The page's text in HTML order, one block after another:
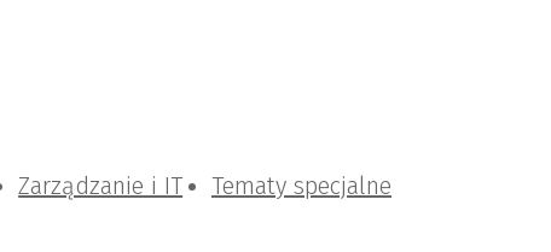
Zarządzanie i IT Tematy specjalne